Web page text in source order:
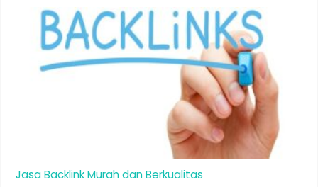
Jasa Backlink Murah dan Berkualitas